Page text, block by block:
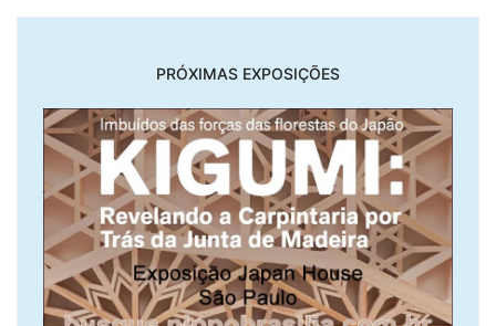
PRÓXIMAS EXPOSIÇÕES